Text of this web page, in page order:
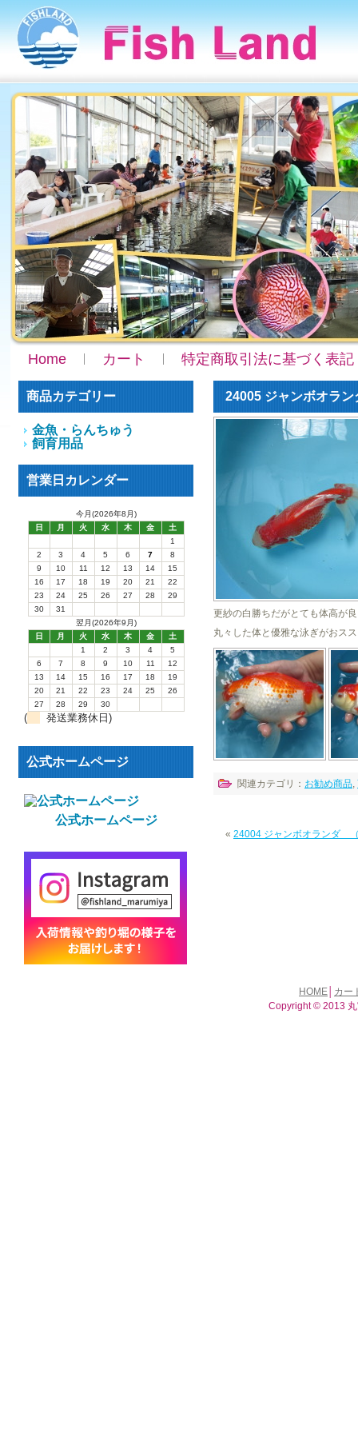
Home カート 特定商取引法に基づく表記
商品カテゴリー
金魚・らんちゅう
飼育用品
営業日カレンダー
今月(2026年8月)
日
月 火 水 木 金
土
1
2
3 4 5 6 7
8
9
10 11 12 13 14
15
16
17 18 19 20 21
22
23
24 25 26 27 28
29
30
31
翌月(2026年9月)
日
月 火 水 木 金
土
1
2 3 4
5
6
7 8 9 10 11
12
13
14 15 16 17 18
19
20
21 22 23 24 25
26
27
28 29 30
( 発送業務休日)
公式ホームページ
公式ホームページ
24005 ジャンボオラ
更紗の白勝ちだがとても体高が
丸々した体と優雅な泳ぎがおス
関連カテゴリ： お勧め商品,
« 24004 ジャンボオランダ
HOME
カー
Copyright © 2013